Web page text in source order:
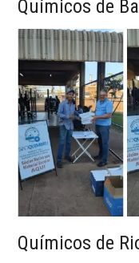
Químicos de
Químicos de